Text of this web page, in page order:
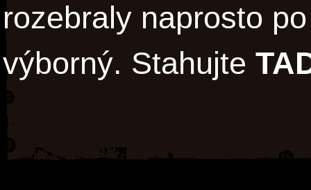
rozebraly naprosto
výborný. Stahujte